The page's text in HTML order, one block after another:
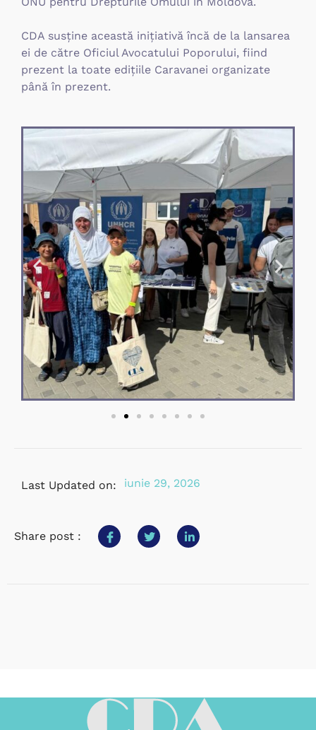
CDA susține această inițiativă încă de la lansarea
ei de către Oficiul Avocatului Poporului, fiind
prezent la toate edițiile Caravanei organizate
până în prezent.
Last Updated on: iunie 29, 2026
Share post :